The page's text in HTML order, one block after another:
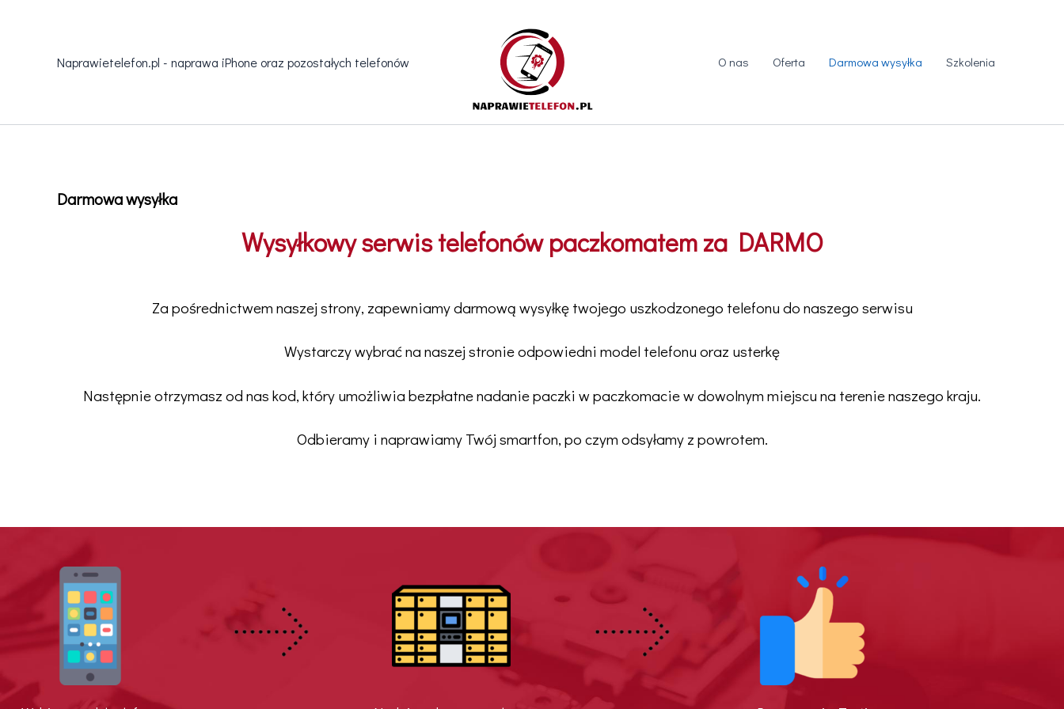
Naprawietelefon.pl - naprawa iPhone oraz pozostałych telefonów O nas Oferta Darmowa wysyłka Szkolenia
Darmowa wysyłka
Wysyłkowy serwis telefonów paczkomatem za DARMO
Za pośrednictwem naszej strony, zapewniamy darmową wysyłkę twojego uszkodzonego telefonu do naszego serwisu
Wystarczy wybrać na naszej stronie odpowiedni model telefonu oraz usterkę
Następnie otrzymasz od nas kod, który umożliwia bezpłatne nadanie paczki w paczkomacie w dowolnym miejscu na terenie naszego kraju.
Odbieramy i naprawiamy Twój smartfon, po czym odsyłamy z powrotem.